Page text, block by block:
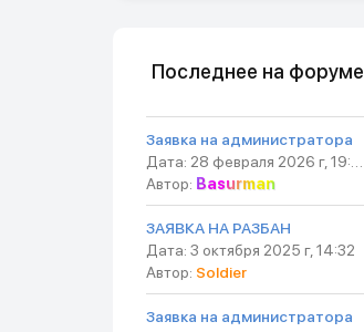
Последнее на форуме
Заявка на администратора
Автор: Basurman
ЗАЯВКА НА РАЗБАН
Дата: 3 октября 2025 г, 14:32
Автор: Soldier
Заявка на администратора